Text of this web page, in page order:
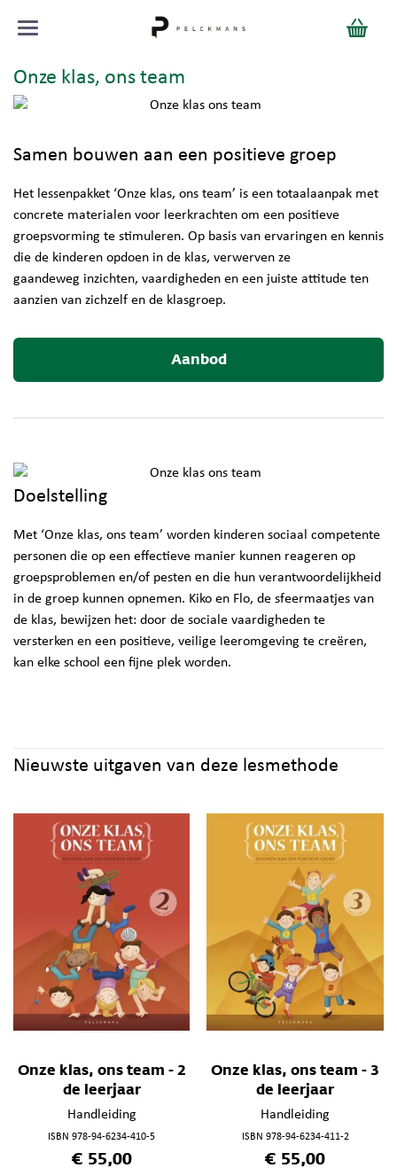
Onze klas, ons team
Samen bouwen aan een positieve groep
Het lessenpakket ‘Onze klas, ons team’ is een totaalaanpak met
concrete materialen voor leerkrachten om een positieve
groepsvorming te stimuleren. Op basis van ervaringen en kennis
die de kinderen opdoen in de klas, verwerven ze
gaandeweg inzichten, vaardigheden en een juiste attitude ten
aanzien van zichzelf en de klasgroep.
Aanbod
Doelstelling
Met ‘Onze klas, ons team’ worden kinderen sociaal competente
personen die op een effectieve manier kunnen reageren op
groepsproblemen en/of pesten en die hun verantwoordelijkheid
in de groep kunnen opnemen. Kiko en Flo, de sfeermaatjes van
de klas, bewijzen het: door de sociale vaardigheden te
versterken en een positieve, veilige leeromgeving te creëren,
kan elke school een fijne plek worden.
Nieuwste uitgaven van deze lesmethode
Onze klas, ons team - 2
de leerjaar
Handleiding
ISBN 978-94-6234-410-5
€ 55,00
Onze klas, ons team - 3
de leerjaar
Handleiding
ISBN 978-94-6234-411-2
€ 55,00